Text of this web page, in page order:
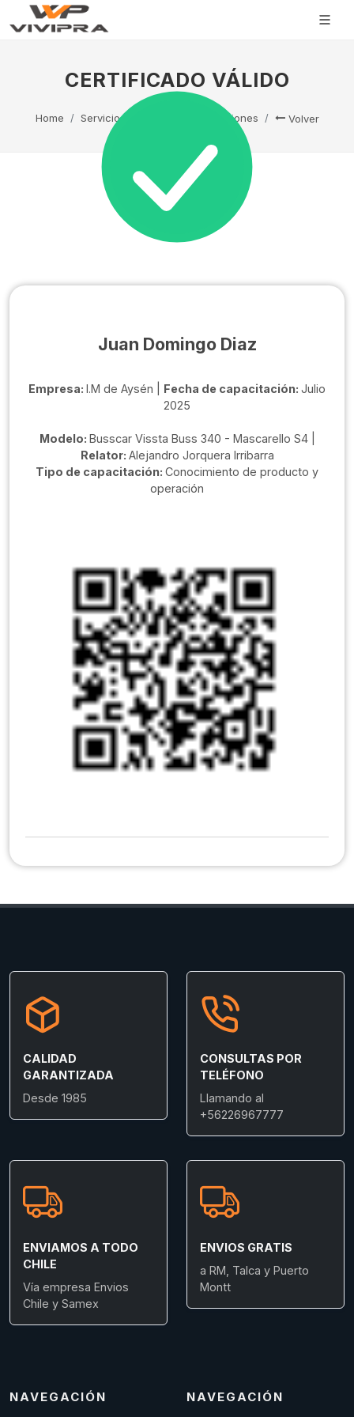
CERTIFICADO VÁLIDO
Home Servicio Técnico Capacitaciones Volver
Juan Domingo Diaz
Empresa: I.M de Aysén | Fecha de capacitación: Julio
2025
Modelo: Busscar Vissta Buss 340 - Mascarello S4 |
Relator: Alejandro Jorquera Irribarra
Tipo de capacitación: Conocimiento de producto y
operación
CALIDAD
GARANTIZADA
Desde 1985
CONSULTAS POR
TELÉFONO
Llamando al
+56226967777
ENVIAMOS A TODO
CHILE
Vía empresa Envios
Chile y Samex
ENVIOS GRATIS
a RM, Talca y Puerto
Montt
NAVEGACIÓN NAVEGACIÓN